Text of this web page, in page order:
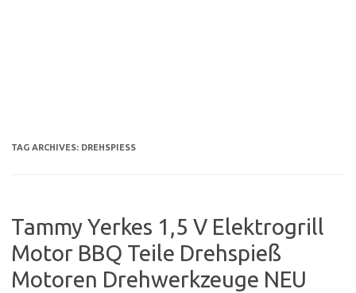
TAG ARCHIVES: DREHSPIESS
Tammy Yerkes 1,5 V Elektrogrill
Motor BBQ Teile Drehspieß
Motoren Drehwerkzeuge NEU